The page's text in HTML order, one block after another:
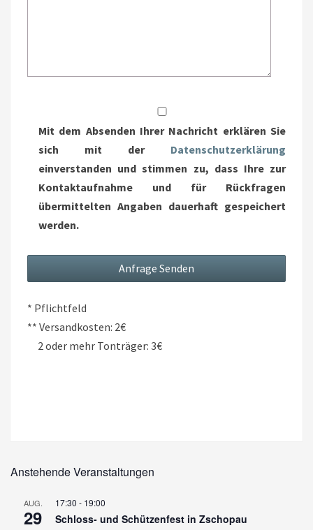
Mit dem Absenden Ihrer Nachricht erklären Sie
sich mit der Datenschutzerklärung
einverstanden und stimmen zu, dass Ihre zur
Kontaktaufnahme und für Rückfragen
übermittelten Angaben dauerhaft gespeichert
werden.
* Pflichtfeld
** Versandkosten: 2€
2 oder mehr Tonträger: 3€
Anstehende Veranstaltungen
AUG.
29
17:30 - 19:00
Schloss- und Schützenfest in Zschopau